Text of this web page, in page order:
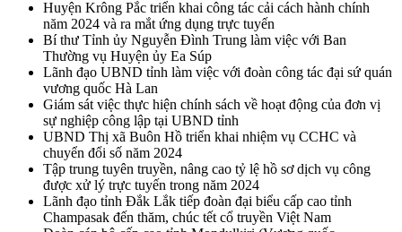
Huyện Krông Pắc triển khai công tác cải cách hành chính
năm 2024 và ra mắt ứng dụng trực tuyến
Bí thư Tỉnh ủy Nguyễn Đình Trung làm việc với Ban
Thường vụ Huyện ủy Ea Súp
Lãnh đạo UBND tỉnh làm việc với đoàn công tác đại sứ quán
vương quốc Hà Lan
Giám sát việc thực hiện chính sách về hoạt động của đơn vị
sự nghiệp công lập tại UBND tỉnh
UBND Thị xã Buôn Hồ triển khai nhiệm vụ CCHC và
chuyển đổi số năm 2024
Tập trung tuyên truyền, nâng cao tỷ lệ hồ sơ dịch vụ công
được xử lý trực tuyến trong năm 2024
Lãnh đạo tỉnh Đắk Lắk tiếp đoàn đại biểu cấp cao tỉnh
Champasak đến thăm, chúc tết cổ truyền Việt Nam